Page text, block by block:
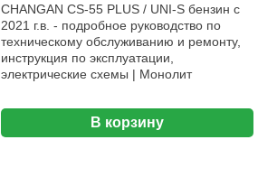
CHANGAN CS-55 PLUS / UNI-S бензин с
2021 г.в. - подробное руководство по
техническому обслуживанию и ремонту,
инструкция по эксплуатации,
электрические схемы | Монолит
В корзину